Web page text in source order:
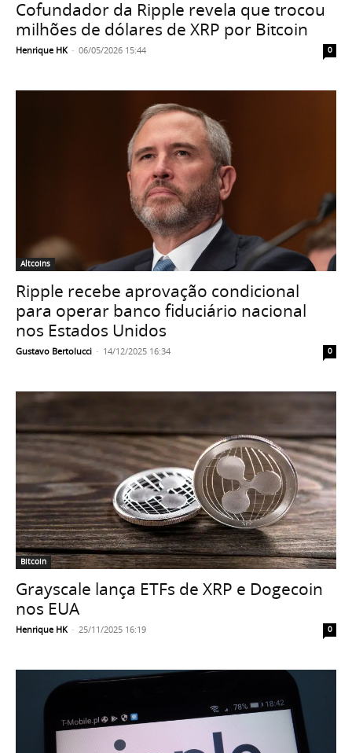
Cofundador da Ripple revela que trocou
milhões de dólares de XRP por Bitcoin
Henrique HK - 06/05/2026 15:44 0
Altcoins
Ripple recebe aprovação condicional
para operar banco fiduciário nacional
nos Estados Unidos
Gustavo Bertolucci - 14/12/2025 16:34 0
Bitcoin
Grayscale lança ETFs de XRP e Dogecoin
nos EUA
Henrique HK - 25/11/2025 16:19 0